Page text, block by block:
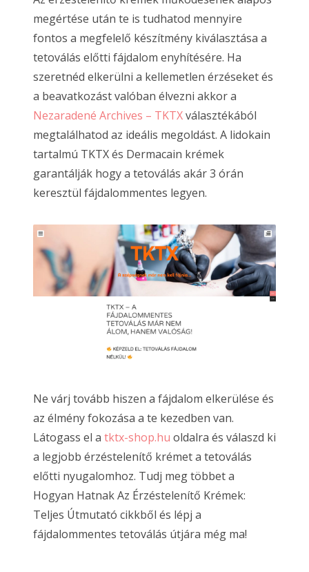
megértése után te is tudhatod mennyire
fontos a megfelelő készítmény kiválasztása a
tetoválás előtti fájdalom enyhítésére. Ha
szeretnéd elkerülni a kellemetlen érzéseket és
a beavatkozást valóban élvezni akkor a
Nezaradené Archives – TKTXválasztékából
megtalálhatod az ideális megoldást. A lidokain
tartalmú TKTX és Dermacain krémek
garantálják hogy a tetoválás akár 3 órán
keresztül fájdalommentes legyen.
Ne várj tovább hiszen a fájdalom elkerülése és
az élmény fokozása a te kezedben van.
Látogass el a tktx-shop.hu oldalra és válaszd ki
a legjobb érzéstelenítő krémet a tetoválás
előtti nyugalomhoz. Tudj meg többet a
Hogyan Hatnak Az Érzéstelenítő Krémek:
Teljes Útmutató cikkből és lépj a
fájdalommentes tetoválás útjára még ma!